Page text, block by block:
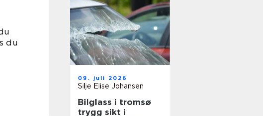
du
09. juli 2026
Silje Elise Johansen
Bilglass i tromsø
trygg sikt i